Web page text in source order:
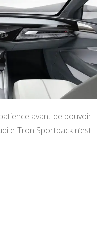
avant de pouvoir
e-Tron Sportback n’est